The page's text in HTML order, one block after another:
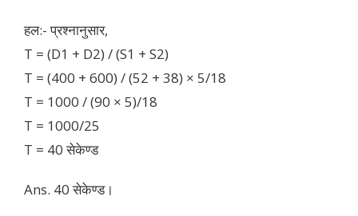
हल:- प्रश्नानुसार,
T = (D1 + D2) / (S1 + S2)
T = (400 + 600) / (52 + 38) × 5/18
T = 1000 / (90 × 5)/18
T = 1000/25
T = 40 सेकेण्ड
Ans. 40 सेकेण्ड।